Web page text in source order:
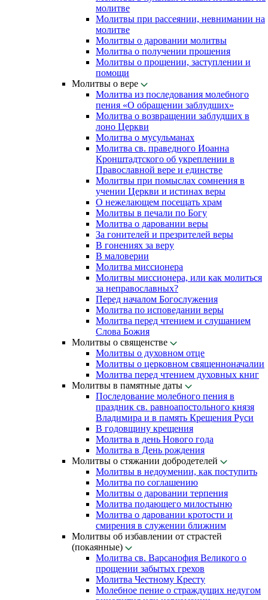
молитве
Молитвы при рассеянии, невнимании на
молитве
Молитвы о даровании молитвы
Молитва о получении прошения
Молитвы о прощении, заступлении и
помощи
Молитвы о вере
Молитва из последования молебного
пения «О обращении заблудших»
Молитва о возвращении заблудших в
лоно Церкви
Молитва о мусульманах
Молитва св. праведного Иоанна
Кронштадтского об укреплении в
Православной вере и единстве
Молитвы при помыслах сомнения в
учении Церкви и истинах веры
О нежелающем посещать храм
Молитвы в печали по Богу
Молитва о даровании веры
За гонителей и презрителей веры
В гонениях за веру
В маловерии
Молитва миссионера
Молитвы миссионера, или как молиться
за неправославных?
Перед началом Богослужения
Молитва по исповедании веры
Молитва перед чтением и слушанием
Слова Божия
Молитвы о священстве
Молитвы о духовном отце
Молитвы о церковном священноначалии
Молитва перед чтением духовных книг
Молитвы в памятные даты
Последование молебного пения в
праздник св. равноапостольного князя
Владимира и в память Крещения Руси
В годовщину крещения
Молитва в день Нового года
Молитва в День рождения
Молитвы о стяжании добродетелей
Молитвы в недоумении, как поступить
Молитва по соглашению
Молитвы о даровании терпения
Молитва подающего милостыню
Молитва о даровании кротости и
смирения в служении ближним
Молитвы об избавлении от страстей
(покаянные)
Молитва св. Варсанофия Великого о
прощении забытых грехов
Молитва Честному Кресту
Молебное пение о страждущих недугом